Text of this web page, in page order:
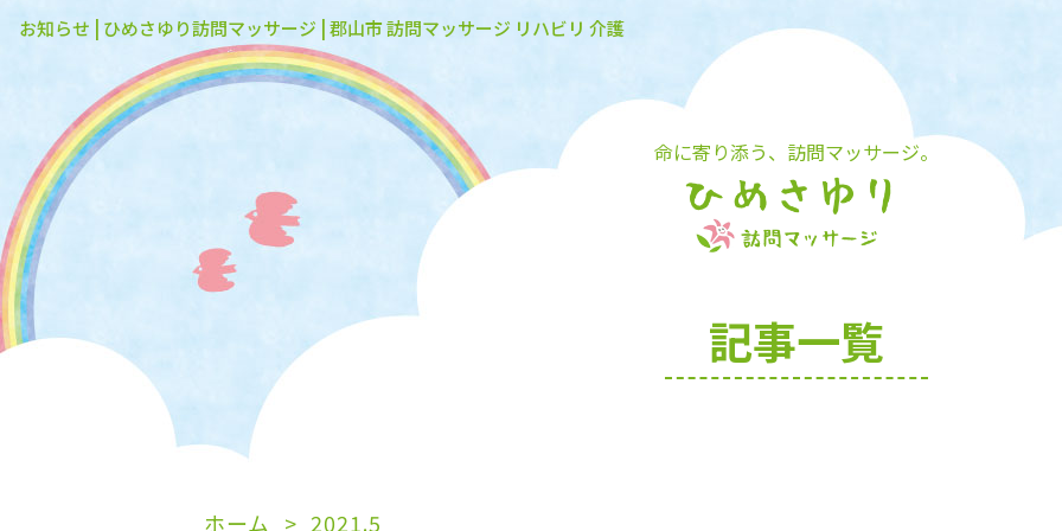
命に寄り添う、訪問マッサージ。
お知らせ | ひめさゆり訪問マッサージ | 郡山市 訪問マッサージ リハビリ 介護
記事一覧
ホーム 2021.5